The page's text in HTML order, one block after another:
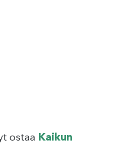
ostaa Kaikun